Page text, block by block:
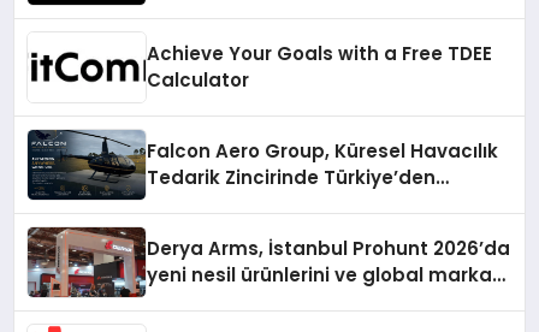
Achieve Your Goals with a Free TDEE
Calculator
Falcon Aero Group, Küresel Havacılık
Tedarik Zincirinde Türkiye’den
Derya Arms, İstanbul Prohunt 2026’da
yeni nesil ürünlerini ve global marka